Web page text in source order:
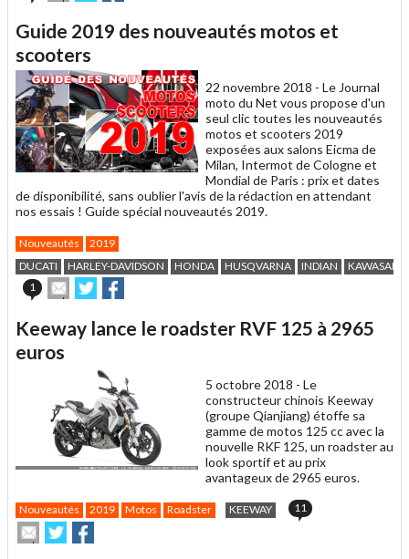
à
un
ami
Guide 2019 des nouveautés motos et
scooters
22 novembre 2018 - Le Journal
moto du Net vous propose d'un
seul clic toutes les nouveautés
motos et scooters 2019
exposées aux salons Eicma de
Milan, Intermot de Cologne et
Mondial de Paris : prix et dates
de disponibilité, sans oublier l'avis de la rédaction en attendant
nos essais ! Guide spécial nouveautés 2019.
Nouveautés
2019
DUCATI
HARLEY-DAVIDSON HONDA HUSQVARNA INDIAN
KAWASAKI
1
Envoyer
cet
à
un
ami
Partager
sur sur
Keeway lance le roadster RVF 125 à 2965
euros
5 octobre 2018 - Le
constructeur chinois Keeway
(groupe Qianjiang) étoffe sa
gamme de motos 125 cc avec la
nouvelle RKF 125, un roadster au
look sportif et au prix
avantageux de 2965 euros.
Nouveautés 2019 Motos Roadster KEEWAY 11
Envoyer
cet
Partager
sur
sur